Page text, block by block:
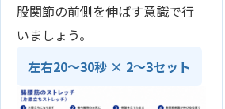
股関節の前側を伸ばす意識で行
いましょう。
左右20〜30秒 × 2〜3セット